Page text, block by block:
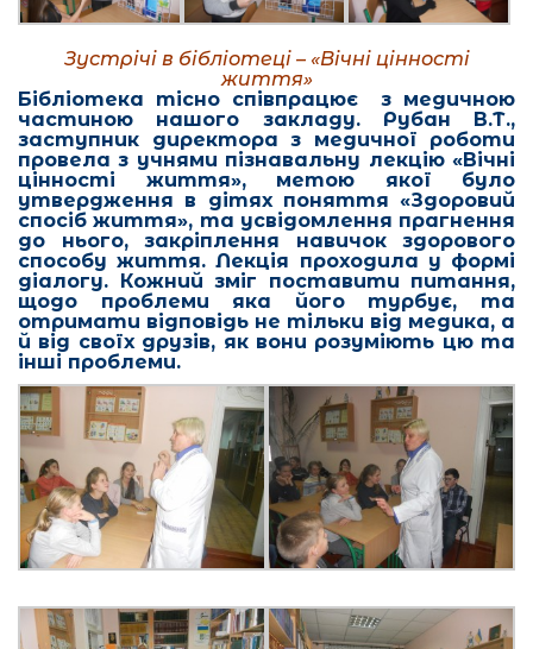
Зустрічі в бібліотеці – «Вічні цінності
життя»
Бібліотека тісно співпрацює з медичною
частиною нашого закладу. Рубан В.Т.,
заступник директора з медичної роботи
провела з учнями пізнавальну лекцію «Вічні
цінності життя», метою якої було
утвердження в дітях поняття «Здоровий
спосіб життя», та усвідомлення прагнення
до нього, закріплення навичок здорового
способу життя. Лекція проходила у формі
діалогу. Кожний зміг поставити питання,
щодо проблеми яка його турбує, та
отримати відповідь не тільки від медика, а
й від своїх друзів, як вони розуміють цю та
інші проблеми.